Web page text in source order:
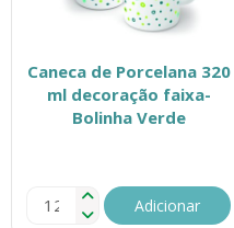
Caneca de Porcelana 320
ml decoração faixa-
Bolinha Verde
Adicionar